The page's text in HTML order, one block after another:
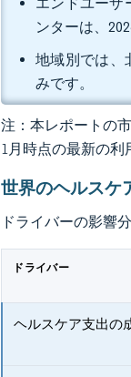
ンターは、
地域別では、
みです。
注：本レポートの
1月時点の最新の利
世界のヘルスケ
ドライバーの影響
ドライバー
ヘルスケア支出の